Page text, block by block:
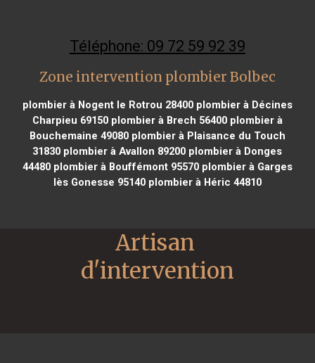
Téléphone: 09 72 59 92 39
Zone intervention plombier Bolbec
plombier à Nogent le Rotrou 28400plombier à Décines
Charpieu 69150plombier à Brech 56400plombier à
Bouchemaine 49080plombier à Plaisance du Touch
31830 plombier à Avallon 89200 plombier à Donges
44480plombier à Bouffémont 95570plombier à Garges
lès Gonesse 95140plombier à Héric 44810
Artisan
d'intervention